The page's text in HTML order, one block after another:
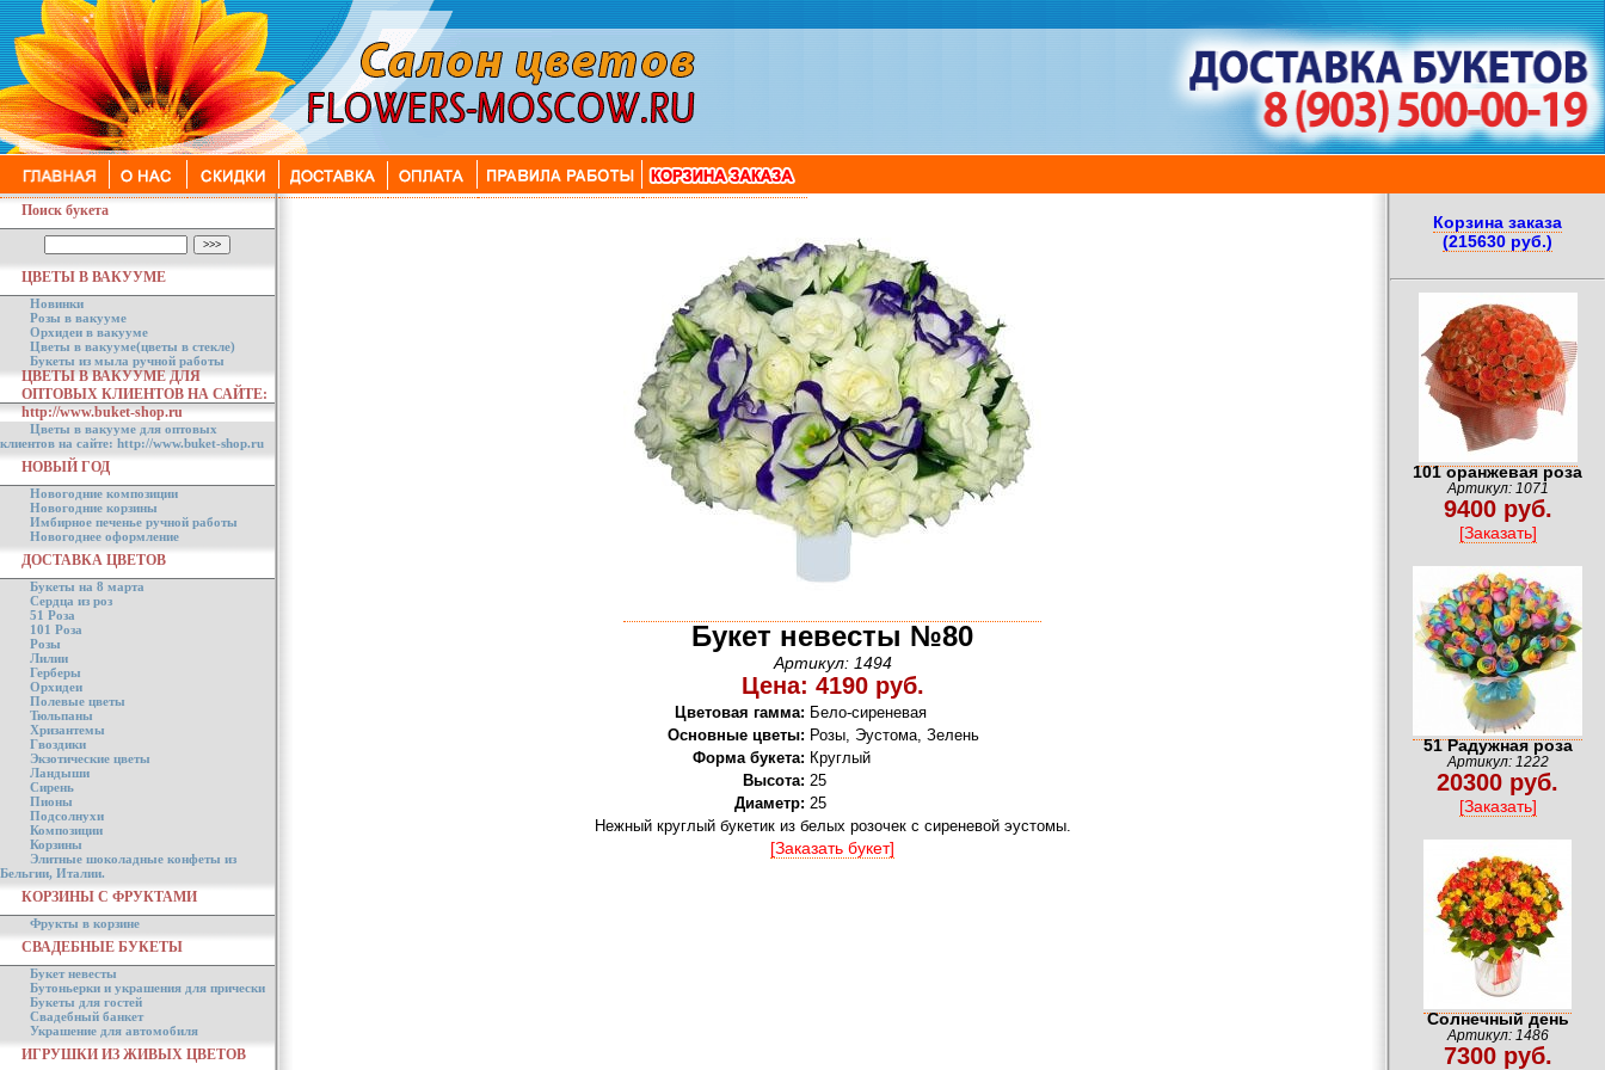
Поиск букета
ЦВЕТЫ В ВАКУУМЕ
Новинки
Розы в вакууме
Орхидеи в вакууме
Цветы в вакууме(цветы в стекле)
Букеты из мыла ручной работы
ЦВЕТЫ В ВАКУУМЕ ДЛЯ
ОПТОВЫХ КЛИЕНТОВ НА САЙТЕ:
http://www.buket-shop.ru
Цветы в вакууме для оптовых
клиентов на сайте: http://www.buket-shop.ru
НОВЫЙ ГОД
Новогодние композиции
Новогодние корзины
Имбирное печенье ручной работы
Новогоднее оформление
ДОСТАВКА ЦВЕТОВ
Букеты на 8 марта
Сердца из роз
51 Роза
101 Роза
Розы
Лилии
Герберы
Орхидеи
Полевые цветы
Тюльпаны
Хризантемы
Гвоздики
Экзотические цветы
Ландыши
Сирень
Пионы
Подсолнухи
Композиции
Корзины
Элитные шоколадные конфеты из
Бельгии, Италии.
КОРЗИНЫ С ФРУКТАМИ
Фрукты в корзине
СВАДЕБНЫЕ БУКЕТЫ
Букет невесты
Бутоньерки и украшения для прически
Букеты для гостей
Свадебный банкет
Украшение для автомобиля
ИГРУШКИ ИЗ ЖИВЫХ ЦВЕТОВ
Букет невесты №80
Артикул: 1494
Цена: 4190 руб.
Цветовая гамма: Бело-сиреневая
Основные цветы: Розы, Эустома, Зелень
Форма букета: Круглый
Высота: 25
Диаметр: 25
Нежный круглый букетик из белых розочек с сиреневой эустомы.
[Заказать букет]
Корзина заказа
(215630 руб.)
101 оранжевая роза
Артикул: 1071
9400 руб.
[Заказать]
51 Радужная роза
Артикул: 1222
20300 руб.
[Заказать]
Солнечный день
Артикул: 1486
7300 руб.